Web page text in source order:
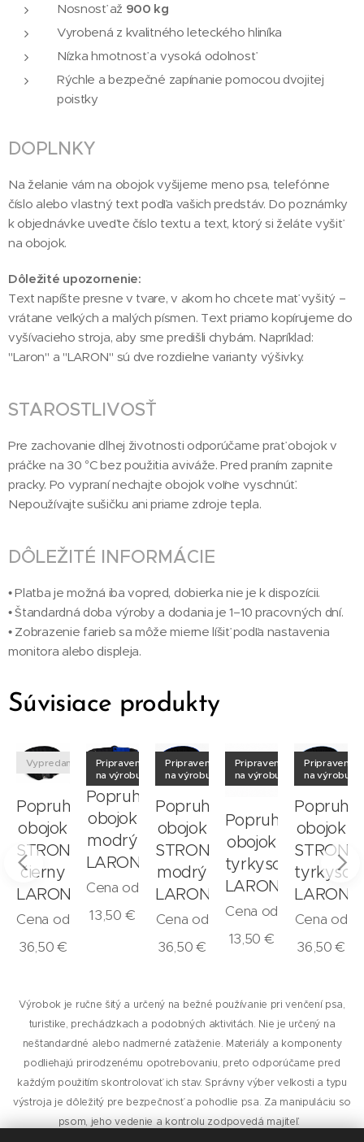
Nosnosť až 900 kg
Vyrobená z kvalitného leteckého hliníka
Nízka hmotnosť a vysoká odolnosť
Rýchle a bezpečné zapínanie pomocou dvojitej
poistky
DOPLNKY
Na želanie vám na obojok vyšijeme meno psa, telefónne
číslo alebo vlastný text podľa vašich predstáv. Do poznámky
k objednávke uveďte číslo textu a text, ktorý si želáte vyšiť
na obojok.
Dôležité upozornenie:
Text napíšte presne v tvare, v akom ho chcete mať vyšitý –
vrátane veľkých a malých písmen. Text priamo kopírujeme do
vyšívacieho stroja, aby sme predišli chybám. Napríklad:
"Laron" a "LARON" sú dve rozdielne varianty výšivky.
STAROSTLIVOSŤ
Pre zachovanie dlhej životnosti odporúčame prať obojok v
práčke na 30 °C bez použitia aviváže. Pred praním zapnite
pracky. Po vypraní nechajte obojok voľne vyschnúť.
Nepoužívajte sušičku ani priame zdroje tepla.
DÔLEŽITÉ INFORMÁCIE
• Platba je možná iba vopred, dobierka nie je k dispozícii.
• Štandardná doba výroby a dodania je 1–10 pracovných dní.
• Zobrazenie farieb sa môže mierne líšiť podľa nastavenia
monitora alebo displeja.
Súvisiace produkty
Popruhový
obojok
STRONG
čierny
LARON
Vypredané
Cena od
36,50€
Popruhový
obojok
modrý
LARON
Pripravené
na výrobu
Cena od
13,50 €
Popruhový
obojok
STRONG
modrý
LARON
Pripravené
na výrobu
Cena od
36,50€
Popruhový
obojok
tyrkysový
LARON
Pripravené
na výrobu
Cena od
13,50 €
obojok
STRONG
LARON
Pripravené
na výrobu
Cena od
36,50€
Výrobok je ručne šitý a určený na bežné používanie pri venčení psa,
turistike, prechádzkach a podobných aktivitách. Nie je určený na
neštandardné alebo nadmerné zaťaženie. Materiály a komponenty
podliehajú prirodzenému opotrebovaniu, preto odporúčame pred
každým použitím skontrolovať ich stav. Správny výber veľkosti a typu
výstroja je dôležitý pre bezpečnosť a pohodlie psa. Za manipuláciu so
psom, jeho vedenie a kontrolu zodpovedá majiteľ.